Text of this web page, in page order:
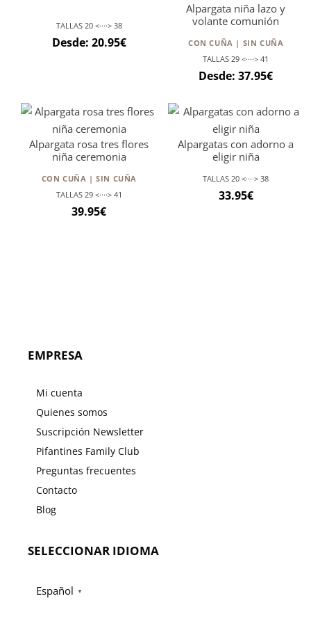
TALLAS 20 <····> 38
Desde: 20.95€
Alpargata niña lazo y
volante comunión
CON CUÑA | SIN CUÑA
TALLAS 29 <····> 41
Desde:37.95€
Alpargata rosa tres flores
niña ceremonia
CON CUÑA | SIN CUÑA
TALLAS 29 <····> 41
39.95€
Alpargatas con adorno a
eligir niña
TALLAS 20 <····> 38
33.95€
EMPRESA
Mi cuenta
Quienes somos
Suscripción Newsletter
Pifantines Family Club
Preguntas frecuentes
Contacto
Blog
SELECCIONAR IDIOMA
Español ▼